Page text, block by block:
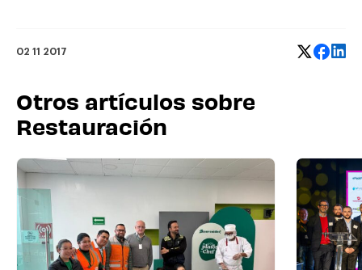
02 11 2017
Otros artículos sobre
Restauración